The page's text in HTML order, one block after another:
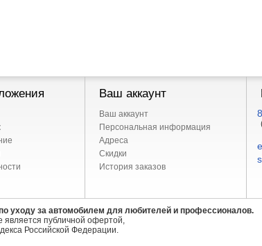
Ваш аккаунт
Ваш аккаунт
Персональная информация
Адреса
Скидки
История заказов
уходу за автомобилем для любителей и профессионалов.
публичной офертой,
Российской Федерации.